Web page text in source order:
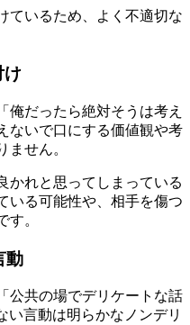
ているため、よく不適切な
俺だったら絶対そうは考え
ないで口にする価値観や考
ません。
かれと思ってしまっている
いる可能性や、相手を傷つ
す。
動
公共の場でデリケートな話
い言動は明らかなノンデリ